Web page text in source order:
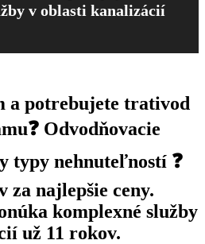
v oblasti kanalizácií
a potrebujete trativod
Odvodňovacie
typy nehnuteľností ❓
najlepšie ceny.
komplexné služby
už 11 rokov.